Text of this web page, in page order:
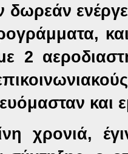
δωρεάν
2
και
χρονιά,